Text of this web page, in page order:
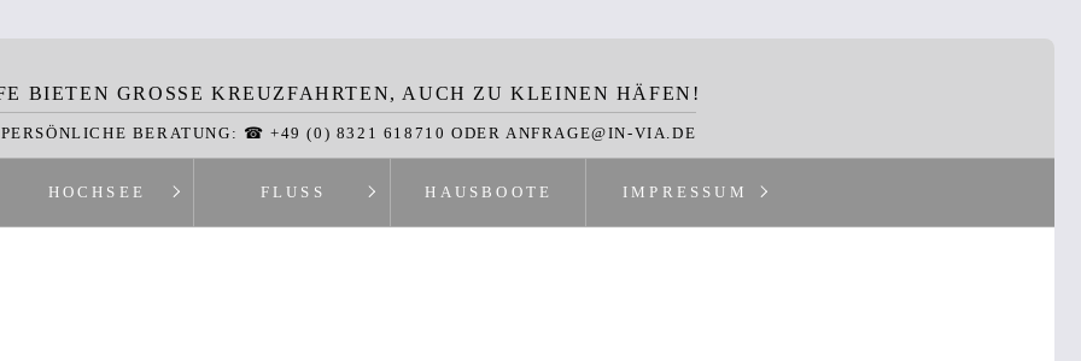
BIETEN GROSSE KREUZFAHRTEN, AUCH ZU KLEINEN HÄFEN!
BERATUNG: ☎ +49 (0) 8321 618710 ODER ANFRAGE@IN-VIA.DE
HOCHSEE FLUSS HAUSBOOTE IMPRESSUM